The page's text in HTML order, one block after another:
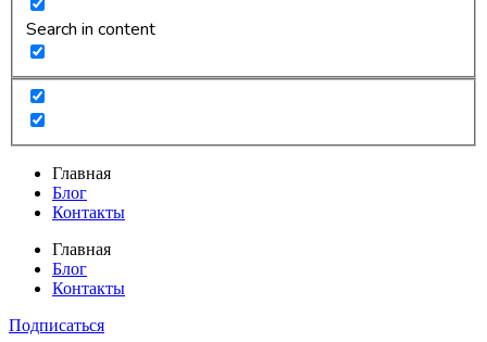
Search in content
Главная
Блог
Контакты
Главная
Блог
Контакты
Подписаться